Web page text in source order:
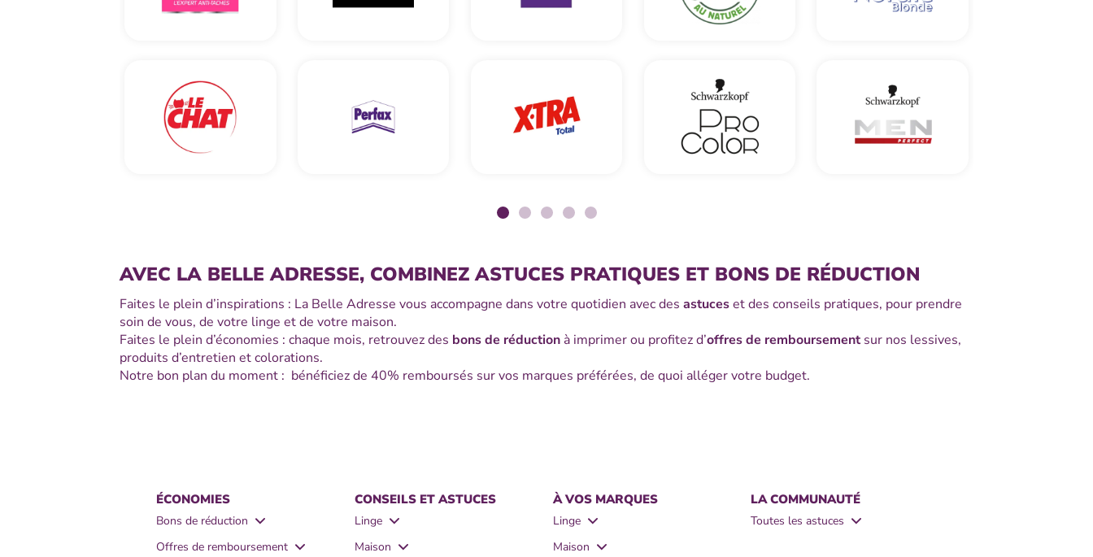
AVEC LA BELLE ADRESSE, COMBINEZ ASTUCES PRATIQUES ET BONS DE RÉDUCTION
Faites le plein d’inspirations : La Belle Adresse vous accompagne dans votre quotidien avec des astuceset des conseils pratiques, pour prendre
soin de vous, de votre linge et de votre maison.
Faites le plein d’économies : chaque mois, retrouvez des bons de réduction à imprimer ou profitez d’offres de remboursementsur nos lessives,
produits d’entretien et colorations.
Notre bon plan du moment : bénéficiez de 40% remboursés sur vos marques préférées, de quoi alléger votre budget.
ÉCONOMIES
Bons de réduction
- Bons de réduction produits
Offres de remboursement
CONSEILS ET ASTUCES
Linge
- Astuces pour enlever électricité
Maison
À VOS MARQUES
Linge
- Le Chat
Maison
LA COMMUNAUTÉ
Toutes les astuces